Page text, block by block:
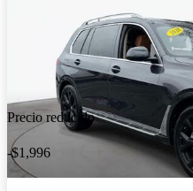
Precio reducido
-$1,996